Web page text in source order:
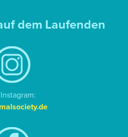
dem Laufenden
Instagram: